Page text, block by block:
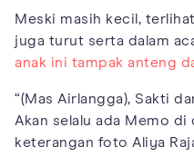
Meski masih kecil,
juga turut serta dalam
anak ini tampak anteng
“(Mas Airlangga), Sakti
Akan selalu ada Memo
keterangan foto Aliya